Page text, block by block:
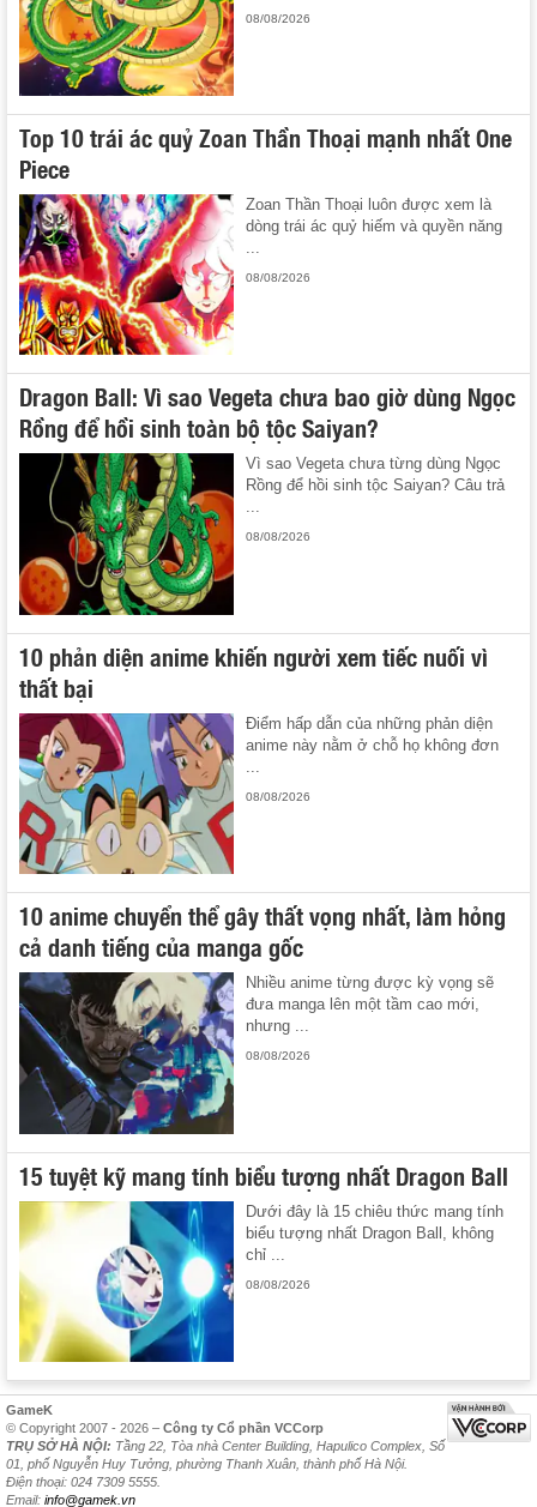
08/08/2026
Top 10 trái ác quỷ Zoan Thần Thoại mạnh nhất One
Piece
Zoan Thần Thoại luôn được xem là
dòng trái ác quỷ hiếm và quyền năng
08/08/2026
Dragon Ball: Vì sao Vegeta chưa bao giờ dùng Ngọc
Rồng để hồi sinh toàn bộ tộc Saiyan?
Vì sao Vegeta chưa từng dùng Ngọc
Rồng để hồi sinh tộc Saiyan? Câu trả
...
08/08/2026
10 phản diện anime khiến người xem tiếc nuối vì
thất bại
Điểm hấp dẫn của những phản diện
anime này nằm ở chỗ họ không đơn
08/08/2026
10 anime chuyển thể gây thất vọng nhất, làm hỏng
cả danh tiếng của manga gốc
Nhiều anime từng được kỳ vọng sẽ
đưa manga lên một tầm cao mới,
nhưng ...
08/08/2026
15 tuyệt kỹ mang tính biểu tượng nhất Dragon Ball
Dưới đây là 15 chiêu thức mang tính
biểu tượng nhất Dragon Ball, không
chỉ ...
08/08/2026
GameK
© Copyright 2007 - 2026 – Công ty Cổ phần VCCorp
TRỤ SỞ HÀ NỘI: Tầng 22, Tòa nhà Center Building, Hapulico Complex, Số
01, phố Nguyễn Huy Tưởng, phường Thanh Xuân, thành phố Hà Nội.
Điện thoại: 024 7309 5555.
Email: info@gamek.vn